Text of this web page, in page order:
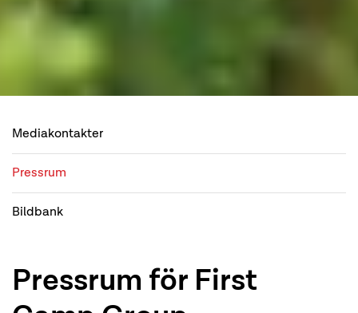
Mediakontakter
Pressrum
Bildbank
Pressrum för First